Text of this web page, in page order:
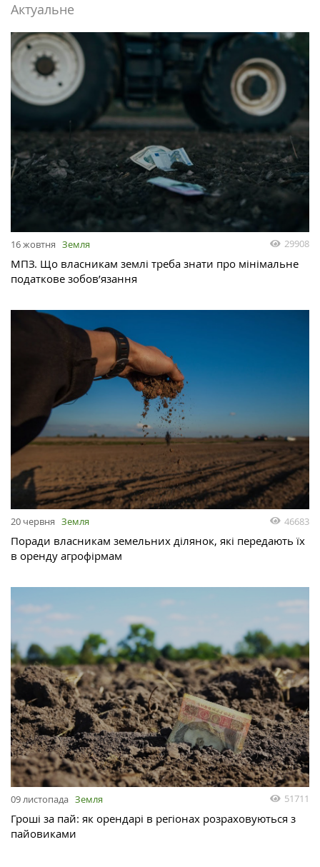
Актуальне
16 жовтня Земля 29908
МПЗ. Що власникам землі треба знати про мінімальне
податкове зобов’язання
20 червня Земля 46683
Поради власникам земельних ділянок, які передають їх
в оренду агрофірмам
09 листопада Земля 51711
Гроші за пай: як орендарі в регіонах розраховуються з
пайовиками